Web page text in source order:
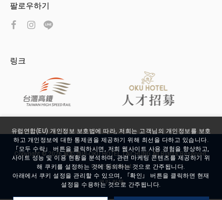
팔로우하기
링크
Copyright © 2026 歐酷酒店-OKU HOTEL TAICHUNG All Rights Reserved.
디자인 by iBest
쿠키 정책
유럽연합(EU) 개인정보 보호법에 따라, 저희는 고객님의 개인정보를 보호
하고 개인정보에 대한 통제권을 제공하기 위해 최선을 다하고 있습니다.
「모두 수락」 버튼을 클릭하시면, 저희 웹사이트 사용 경험을 향상하고,
사이트 성능 및 이용 현황을 분석하며, 관련 마케팅 콘텐츠를 제공하기 위
해 쿠키를 설정하는 것에 동의하는 것으로 간주됩니다.
아래에서 쿠키 설정을 관리할 수 있으며, 「확인」 버튼을 클릭하면 현재
설정을 수용하는 것으로 간주됩니다.